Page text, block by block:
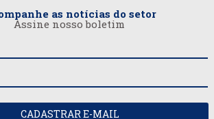
as notícias do setor
Assine nosso boletim
CADASTRAR E-MAIL